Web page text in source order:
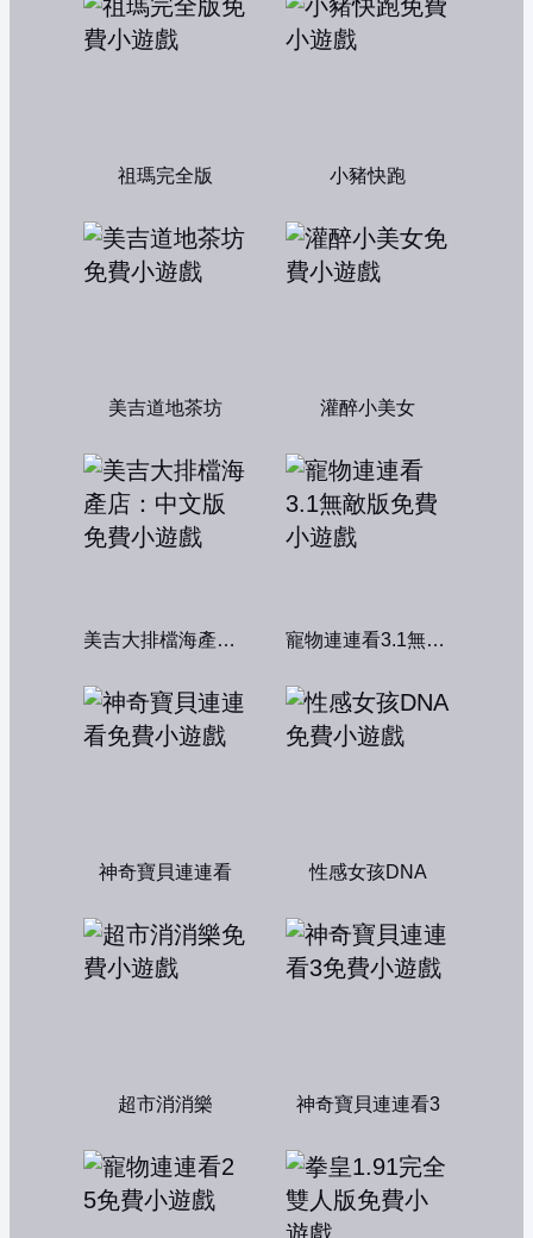
祖瑪完全版 小豬快跑
美吉道地茶坊 灌醉小美女
美吉大排檔海產店：中文版 寵物連連看3.1無敵版
神奇寶貝連連看 性感女孩DNA
超市消消樂 神奇寶貝連連看3